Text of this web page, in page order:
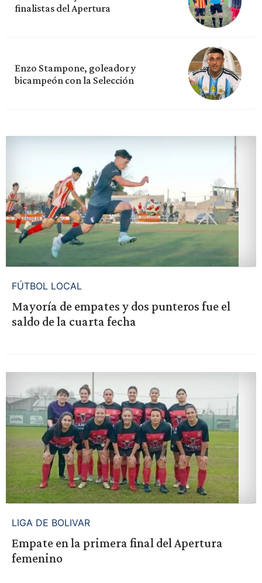
finalistas del Apertura
Enzo Stampone, goleador y
bicampeón con la Selección
FÚTBOL LOCAL
Mayoría de empates y dos punteros fue el
saldo de la cuarta fecha
LIGA DE BOLIVAR
Empate en la primera final del Apertura
femenino